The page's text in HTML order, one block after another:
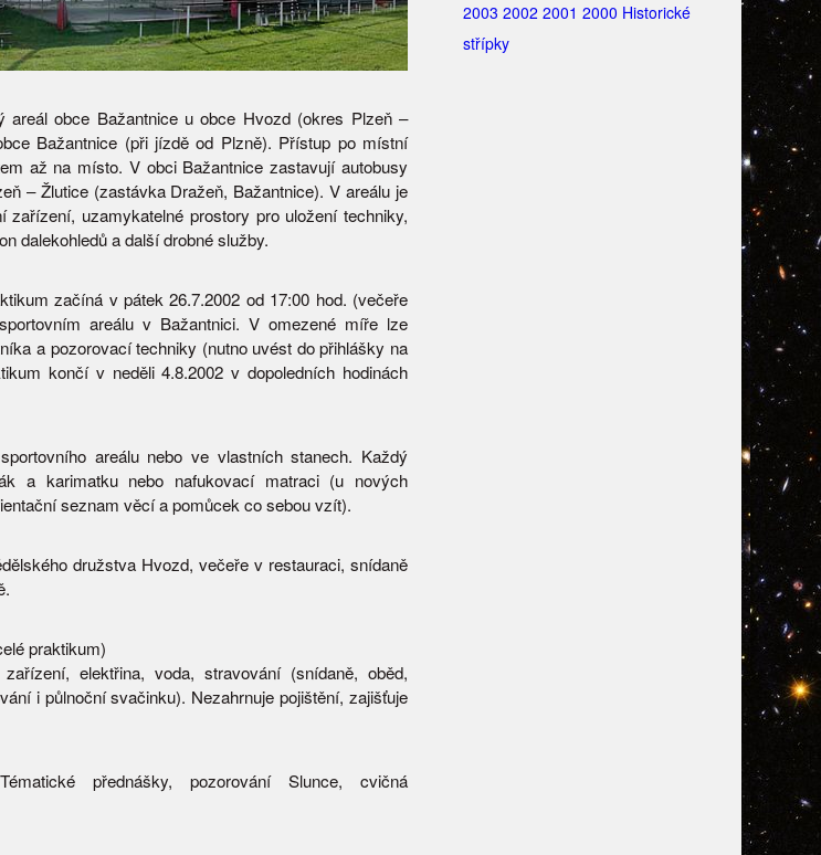
areál obce Bažantnice u obce Hvozd (okres Plzeň –
Bažantnice (při jízdě od Plzně). Přístup po místní
až na místo. V obci Bažantnice zastavují autobusy
– Žlutice (zastávka Dražeň, Bažantnice). V areálu je
zařízení, uzamykatelné prostory pro uložení techniky,
dalekohledů a další drobné služby.
začíná v pátek 26.7.2002 od 17:00 hod. (večeře
areálu v Bažantnici. V omezené míře lze
a pozorovací techniky (nutno uvést do přihlášky na
končí v neděli 4.8.2002 v dopoledních hodinách
areálu nebo ve vlastních stanech. Každý
a karimatku nebo nafukovací matraci (u nových
seznam věcí a pomůcek co sebou vzít).
družstva Hvozd, večeře v restauraci, snídaně
praktikum)
elektřina, voda, stravování (snídaně, oběd,
i půlnoční svačinku). Nezahrnuje pojištění, zajišťuje
přednášky, pozorování Slunce, cvičná
2003 2002 2001 2000 Historické
střípky